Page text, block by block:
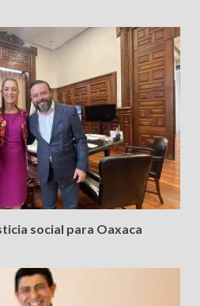
social para Oaxaca